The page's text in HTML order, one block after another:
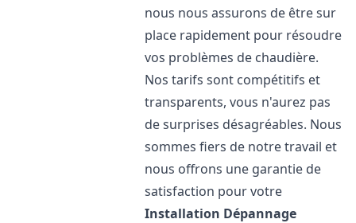
nous nous assurons de être sur
place rapidement pour résoudre
vos problèmes de chaudière.
Nos tarifs sont compétitifs et
transparents, vous n'aurez pas
de surprises désagréables. Nous
sommes fiers de notre travail et
nous offrons une garantie de
satisfaction pour votre
Installation Dépannage